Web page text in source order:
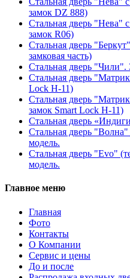
замок DZ 888)
Стальная дверь "Нева"
замок R06)
Стальная дверь
замковая часть)
Стальная дверь "Чили".
Стальная дверь
Lock H-11)
Стальная дверь
замок Smart Lock H-11)
Стальная дверь
Стальная дверь "Волна"
модель.
Стальная дверь "Evo"
модель.
Главное меню
Главная
Фото
Контакты
О Компании
Сервис и цены
До и после